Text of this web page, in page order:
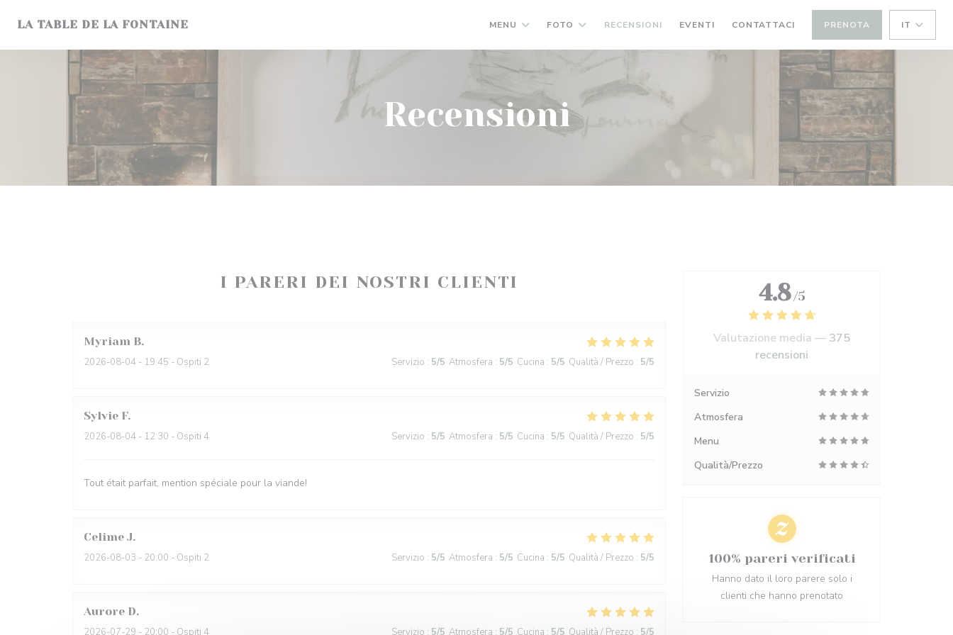
LA TABLE DE LA FONTAINE MENU FOTO RECENSIONI EVENTI CONTATTACI PRENOTA IT
Recensioni
I PARERI DEI NOSTRI CLIENTI
Myriam B
2026-08-04 - 19:45 - Ospiti 2 Servizio : 5/5 Atmosfera : 5/5 Cucina : 5/5 Qualità / Prezzo : 5/5
Sylvie F
2026-08-04 - 12:30 - Ospiti 4 Servizio : 5/5 Atmosfera : 5/5 Cucina : 5/5 Qualità / Prezzo : 5/5
Tout était parfait, mention spéciale pour la viande!
Celime J
2026-08-03 - 20:00 - Ospiti 2 Servizio : 5/5 Atmosfera : 5/5 Cucina : 5/5 Qualità / Prezzo : 5/5
Aurore D
2026-07-29 - 20:00 - Ospiti 4 Servizio : 5/5 Atmosfera : 5/5 Cucina : 5/5 Qualità / Prezzo : 5/5
4.8 /5
Valutazione media — 375
recensioni
Servizio
Atmosfera
Menu
Qualità/Prezzo
100% pareri verificati
Hanno dato il loro parere solo i
clienti che hanno prenotato